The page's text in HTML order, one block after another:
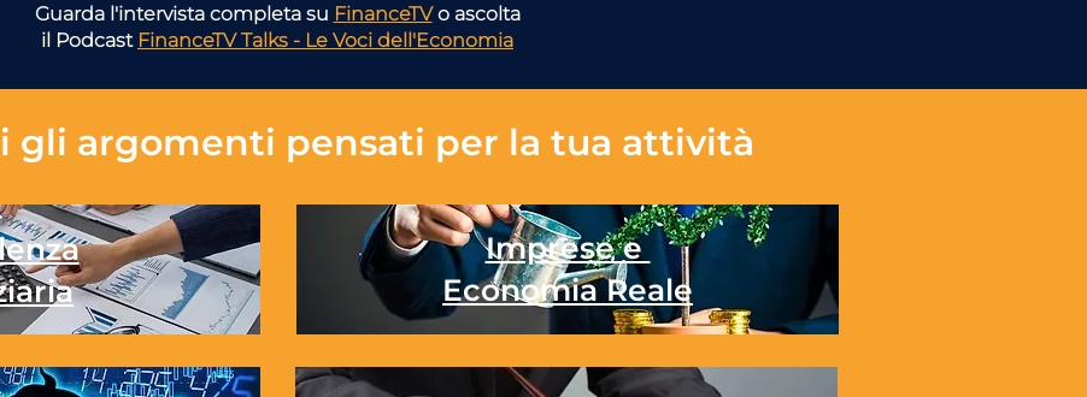
Guarda l'intervista completa su FinanceTVo ascolta
il Podcast FinanceTV Talks - Le Voci dell'Economia
gli argomenti pensati per la tua attività
Imprese e
Economia Reale